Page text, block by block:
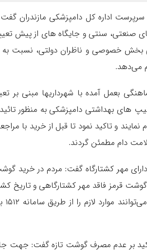
سرپرست اداره کل دامپزشکی مازندران
صنعتی، سنتی و جایگاه های از پیش
بخش خصوصی و ناظران دولتی، نسبت به
می‌دهد.
بعمل آمده با شهرداریها مبنی بر
های بهداشتی دامپزشکی به منظور
و تاکید نمود تا قبل از خرید با
دام مطمئن گردند.
مهر کشتارگاه گفت: مردم در خرید
قرمز فاقد مهر کشتارگاهی و تاریخ
بر عدم مصرف گوشت تازه گفت: جهت